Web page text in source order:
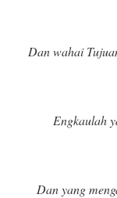
Dan wahai
Engkaulah
Dan yang